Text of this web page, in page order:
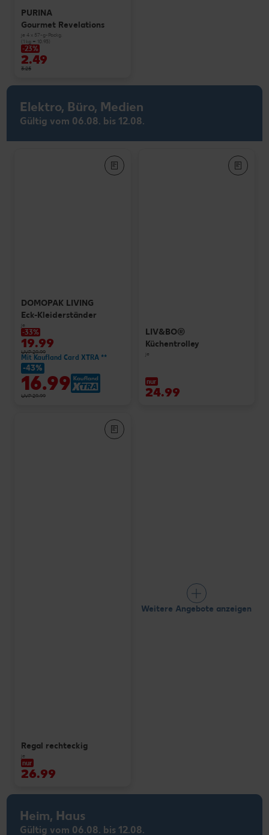
PURINA
Gourmet Revelations
je 4 x 57-g-Packg.
(1 kg = 10.93)
-23%
2.49
3.25
Elektro, Büro, Medien
Gültig vom 06.08. bis 12.08.
DOMOPAK LIVING
Eck-Kleiderständer
je
-33%
19.99
UVP 29.99
Mit Kaufland Card XTRA **
-43%
16.99
UVP 29.99
LIV&BO®
Küchentrolley
je
nur
24.99
Regal rechteckig
je
nur
26.99
Weitere Angebote anzeigen
Heim, Haus
Gültig vom 06.08. bis 12.08.